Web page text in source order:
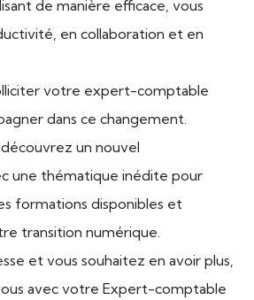
de manière efficace, vous
en collaboration et en
votre expert-comptable
dans ce changement.
un nouvel
une thématique inédite pour
formations disponibles et
transition numérique.
et vous souhaitez en avoir plus,
avec votre Expert-comptable